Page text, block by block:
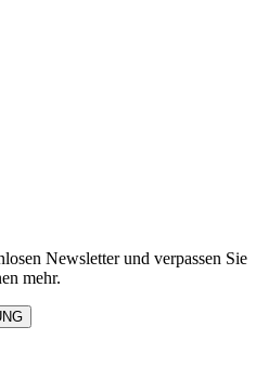
Newsletter und verpassen Sie
mehr.